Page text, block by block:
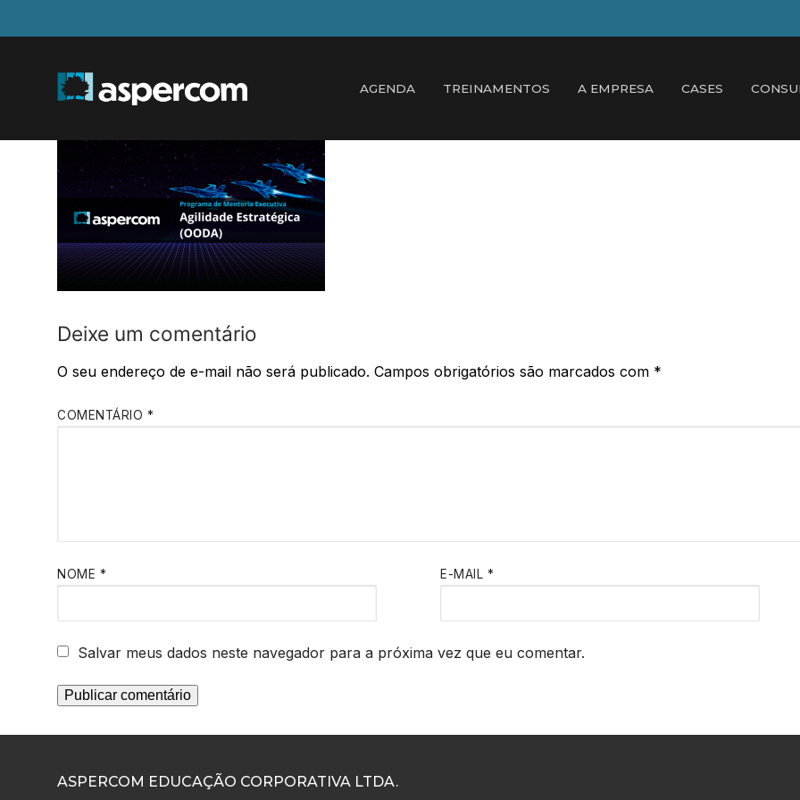
para
conteúdo
AGENDA TREINAMENTOS A EMPRESA CASES
Deixe um comentário
O seu endereço de e-mail não será publicado. Campos obrigatórios são marcados com *
COMENTÁRIO *
NOME * E-MAIL *
Salvar meus dados neste navegador para a próxima vez que eu comentar.
ASPERCOM EDUCAÇÃO CORPORATIVA LTDA.